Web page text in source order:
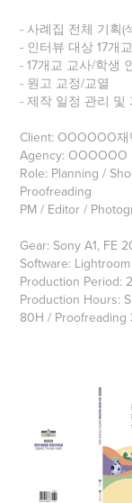
- 사례집 전체 기획(
- 인터뷰 대상 17개
- 17개교 교사/학생
- 원고 교정/교열
- 제작 일정 관리 및
Client: OOOOOO
Agency: OOOOOO
Role: Planning /
Proofreading
PM / Editor /
Gear: Sony A1, FE
Software:
Production Period:
Production Hours:
80H / Proofreading